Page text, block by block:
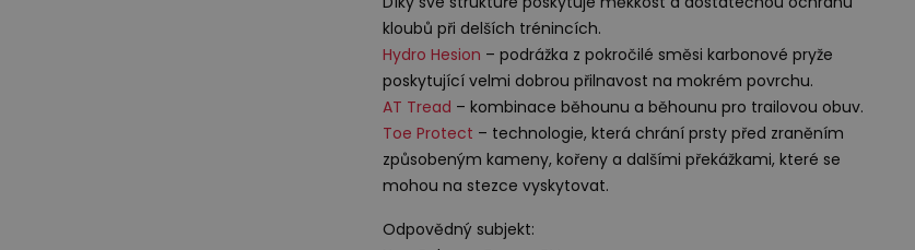
kloubů při delších trénincích.
Hydro Hesion – podrážka z pokročilé směsi karbonové pryže
poskytující velmi dobrou přilnavost na mokrém povrchu.
AT Tread – kombinace běhounu a běhounu pro trailovou obuv.
Toe Protect – technologie, která chrání prsty před zraněním
způsobeným kameny, kořeny a dalšími překážkami, které se
mohou na stezce vyskytovat.
Odpovědný subjekt: